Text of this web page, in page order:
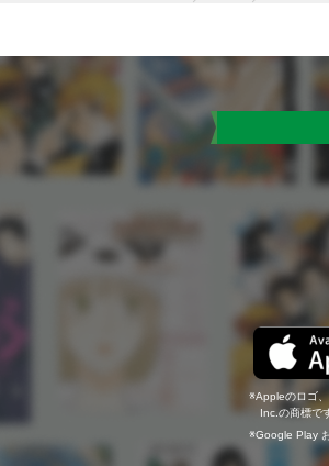
Appleのロゴ
Inc.の商標で
Google Play